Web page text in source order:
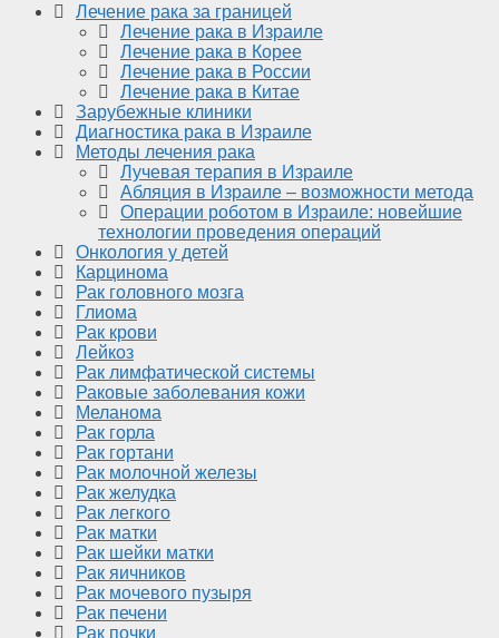
Лечение рака за границей
Лечение рака в Израиле
Лечение рака в Корее
Лечение рака в России
Лечение рака в Китае
Зарубежные клиники
Диагностика рака в Израиле
Методы лечения рака
Лучевая терапия в Израиле
Абляция в Израиле – возможности метода
Операции роботом в Израиле: новейшие
технологии проведения операций
Онкология у детей
Карцинома
Рак головного мозга
Глиома
Рак крови
Лейкоз
Рак лимфатической системы
Раковые заболевания кожи
Меланома
Рак горла
Рак гортани
Рак молочной железы
Рак желудка
Рак легкого
Рак матки
Рак шейки матки
Рак яичников
Рак мочевого пузыря
Рак печени
Рак почки